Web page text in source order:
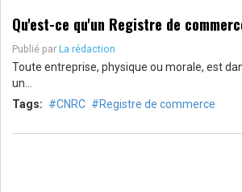
Qu'est-ce qu'un Registre de
Publié par La rédaction
Toute entreprise, physique ou morale, est
un…
Tags:
CNRC Registre de commerce